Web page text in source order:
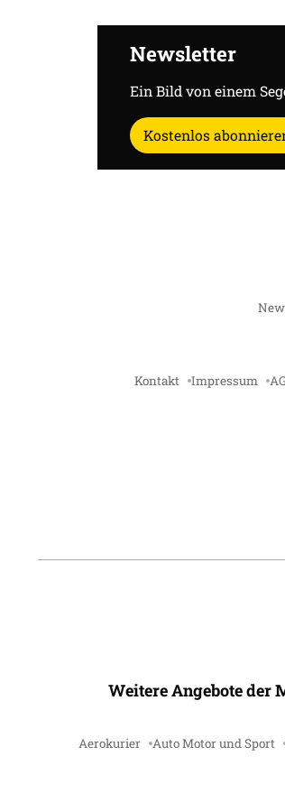
Newsletter
Ein Bild von einem
Kostenlos
Kontakt Impressum
Weitere Angebote der
Aerokurier Auto Motor und Sport